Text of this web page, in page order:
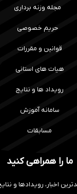
مجله وزنه برداری
حریم خصوصی
قوانین و مقررات
هیات های استانی
رویداد ها و نتایج
سامانه آموزش
مسابقات
ما را همراهی کنید
اخبار، رویدادها و